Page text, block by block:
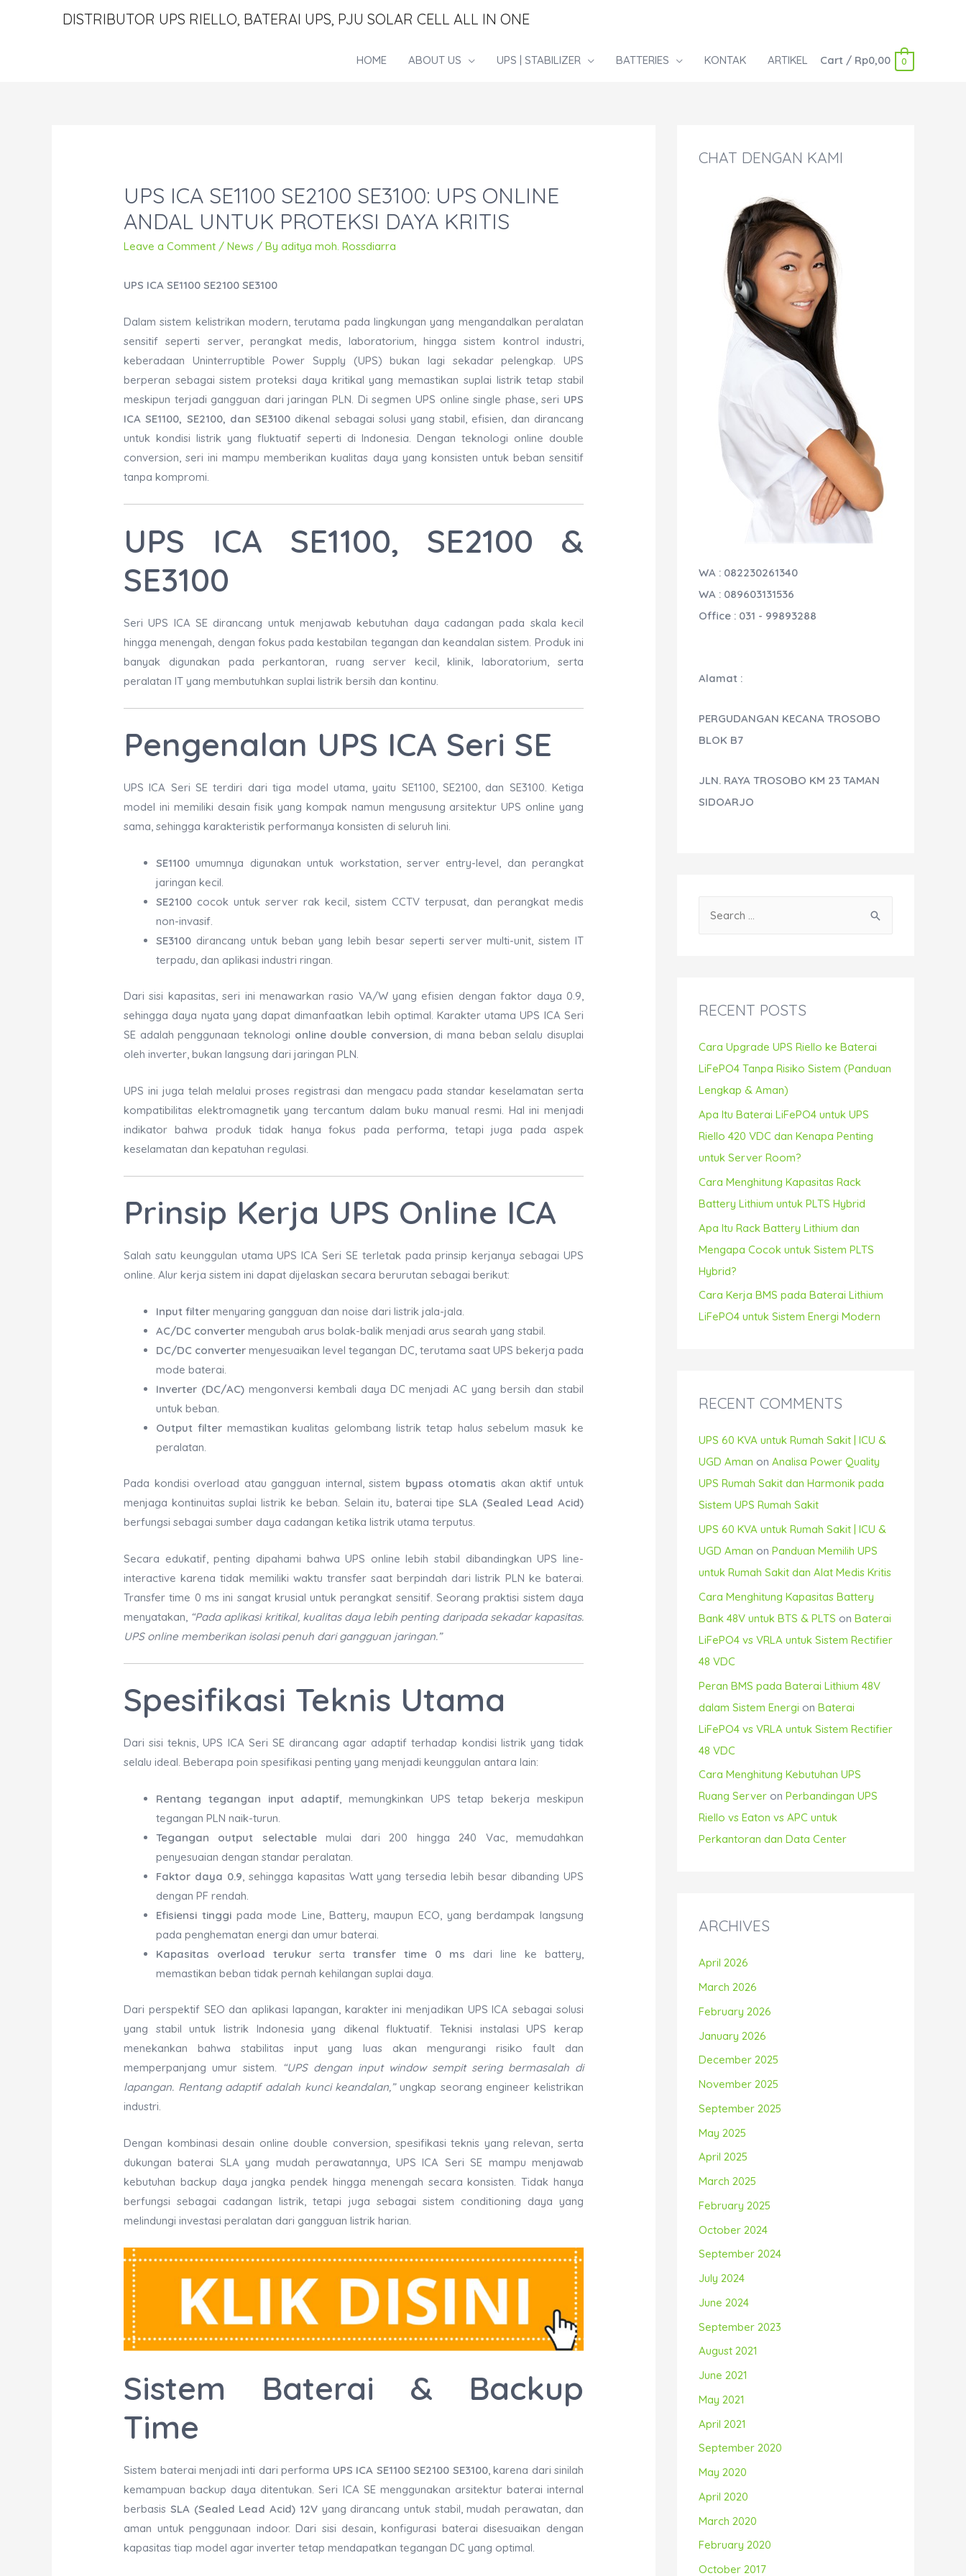
DISTRIBUTOR UPS RIELLO, BATERAI UPS, PJU SOLAR CELL ALL IN ONE
HOME ABOUT US UPS | STABILIZER BATTERIES KONTAK ARTIKEL Cart/ Rp0,00 0
UPS ICA SE1100 SE2100 SE3100: UPS ONLINE
ANDAL UNTUK PROTEKSI DAYA KRITIS
Leave a Comment /News / Byaditya moh. Rossdiarra
UPS ICA SE1100 SE2100 SE3100
Dalam sistem kelistrikan modern, terutama pada lingkungan yang mengandalkan peralatan
sensitif seperti server, perangkat medis, laboratorium, hingga sistem kontrol industri,
keberadaan Uninterruptible Power Supply (UPS) bukan lagi sekadar pelengkap. UPS
berperan sebagai sistem proteksi daya kritikal yang memastikan suplai listrik tetap stabil
meskipun terjadi gangguan dari jaringan PLN. Di segmen UPS online single phase, seri UPS
ICA SE1100, SE2100, dan SE3100 dikenal sebagai solusi yang stabil, efisien, dan dirancang
untuk kondisi listrik yang fluktuatif seperti di Indonesia. Dengan teknologi online double
conversion, seri ini mampu memberikan kualitas daya yang konsisten untuk beban sensitif
tanpa kompromi.
UPS ICA SE1100, SE2100 &
SE3100
Seri UPS ICA SE dirancang untuk menjawab kebutuhan daya cadangan pada skala kecil
hingga menengah, dengan fokus pada kestabilan tegangan dan keandalan sistem. Produk ini
banyak digunakan pada perkantoran, ruang server kecil, klinik, laboratorium, serta
peralatan IT yang membutuhkan suplai listrik bersih dan kontinu.
Pengenalan UPS ICA Seri SE
UPS ICA Seri SE terdiri dari tiga model utama, yaitu SE1100, SE2100, dan SE3100. Ketiga
model ini memiliki desain fisik yang kompak namun mengusung arsitektur UPS online yang
sama, sehingga karakteristik performanya konsisten di seluruh lini.
SE1100 umumnya digunakan untuk workstation, server entry-level, dan perangkat
jaringan kecil.
SE2100 cocok untuk server rak kecil, sistem CCTV terpusat, dan perangkat medis
non-invasif.
SE3100 dirancang untuk beban yang lebih besar seperti server multi-unit, sistem IT
terpadu, dan aplikasi industri ringan.
Dari sisi kapasitas, seri ini menawarkan rasio VA/W yang efisien dengan faktor daya 0.9,
sehingga daya nyata yang dapat dimanfaatkan lebih optimal. Karakter utama UPS ICA Seri
SE adalah penggunaan teknologi online double conversion , di mana beban selalu disuplai
oleh inverter, bukan langsung dari jaringan PLN.
UPS ini juga telah melalui proses registrasi dan mengacu pada standar keselamatan serta
kompatibilitas elektromagnetik yang tercantum dalam buku manual resmi. Hal ini menjadi
indikator bahwa produk tidak hanya fokus pada performa, tetapi juga pada aspek
keselamatan dan kepatuhan regulasi.
Prinsip Kerja UPS Online ICA
Salah satu keunggulan utama UPS ICA Seri SE terletak pada prinsip kerjanya sebagai UPS
online. Alur kerja sistem ini dapat dijelaskan secara berurutan sebagai berikut:
Input filter menyaring gangguan dan noise dari listrik jala-jala.
AC/DC converter mengubah arus bolak-balik menjadi arus searah yang stabil.
DC/DC converter menyesuaikan level tegangan DC, terutama saat UPS bekerja pada
mode baterai.
Inverter (DC/AC)mengonversi kembali daya DC menjadi AC yang bersih dan stabil
untuk beban.
Output filtermemastikan kualitas gelombang listrik tetap halus sebelum masuk ke
peralatan.
Pada kondisi overload atau gangguan internal, sistem bypass otomatis akan aktif untuk
menjaga kontinuitas suplai listrik ke beban. Selain itu, baterai tipe SLA (Sealed Lead Acid)
berfungsi sebagai sumber daya cadangan ketika listrik utama terputus.
Secara edukatif, penting dipahami bahwa UPS online lebih stabil dibandingkan UPS line-
interactive karena tidak memiliki waktu transfer saat berpindah dari listrik PLN ke baterai.
Transfer time 0 ms ini sangat krusial untuk perangkat sensitif. Seorang praktisi sistem daya
menyatakan, “Pada aplikasi kritikal, kualitas daya lebih penting daripada sekadar kapasitas.
UPS online memberikan isolasi penuh dari gangguan jaringan.”
Spesifikasi Teknis Utama
Dari sisi teknis, UPS ICA Seri SE dirancang agar adaptif terhadap kondisi listrik yang tidak
selalu ideal. Beberapa poin spesifikasi penting yang menjadi keunggulan antara lain:
Rentang tegangan input adaptif, memungkinkan UPS tetap bekerja meskipun
tegangan PLN naik-turun.
Tegangan output selectablemulai dari 200 hingga 240 Vac, memudahkan
penyesuaian dengan standar peralatan.
Faktor daya 0.9, sehingga kapasitas Watt yang tersedia lebih besar dibanding UPS
dengan PF rendah.
Efisiensi tinggi pada mode Line, Battery, maupun ECO, yang berdampak langsung
pada penghematan energi dan umur baterai.
Kapasitas overload terukur sertatransfer time 0 ms dari line ke battery,
memastikan beban tidak pernah kehilangan suplai daya.
Dari perspektif SEO dan aplikasi lapangan, karakter ini menjadikan UPS ICA sebagai solusi
yang stabil untuk listrik Indonesia yang dikenal fluktuatif. Teknisi instalasi UPS kerap
menekankan bahwa stabilitas input yang luas akan mengurangi risiko fault dan
memperpanjang umur sistem.
“UPS dengan input window sempit sering bermasalah di
lapangan. Rentang adaptif adalah kunci keandalan,”ungkap seorang engineer kelistrikan
industri.
Dengan kombinasi desain online double conversion, spesifikasi teknis yang relevan, serta
dukungan baterai SLA yang mudah perawatannya, UPS ICA Seri SE mampu menjawab
kebutuhan backup daya jangka pendek hingga menengah secara konsisten. Tidak hanya
berfungsi sebagai cadangan listrik, tetapi juga sebagai sistem conditioning daya yang
melindungi investasi peralatan dari gangguan listrik harian.
Sistem Baterai & Backup
Time
Sistem baterai menjadi inti dari performa UPS ICA SE1100 SE2100 SE3100, karena dari sinilah
kemampuan backup daya ditentukan. Seri ICA SE menggunakan arsitektur baterai internal
berbasis SLA (Sealed Lead Acid) 12Vyang dirancang untuk stabil, mudah perawatan, dan
aman untuk penggunaan indoor. Dari sisi desain, konfigurasi baterai disesuaikan dengan
kapasitas tiap model agar inverter tetap mendapatkan tegangan DC yang optimal.
CHAT DENGAN KAMI
WA : 082230261340
WA : 089603131536
Office : 031 - 99893288
Alamat :
PERGUDANGAN KECANA TROSOBO
BLOK B7
JLN. RAYA TROSOBO KM 23 TAMAN
SIDOARJO
h
RECENT POSTS
Cara Upgrade UPS Riello ke Baterai
LiFePO4 Tanpa Risiko Sistem (Panduan
Lengkap & Aman)
Apa Itu Baterai LiFePO4 untuk UPS
Riello 420 VDC dan Kenapa Penting
untuk Server Room?
Cara Menghitung Kapasitas Rack
Battery Lithium untuk PLTS Hybrid
Apa Itu Rack Battery Lithium dan
Mengapa Cocok untuk Sistem PLTS
Hybrid?
Cara Kerja BMS pada Baterai Lithium
LiFePO4 untuk Sistem Energi Modern
RECENT COMMENTS
UPS 60 KVA untuk Rumah Sakit | ICU &
UGD Aman on Analisa Power Quality
UPS Rumah Sakit dan Harmonik pada
Sistem UPS Rumah Sakit
UPS 60 KVA untuk Rumah Sakit | ICU &
UGD Aman on Panduan Memilih UPS
untuk Rumah Sakit dan Alat Medis Kritis
Cara Menghitung Kapasitas Battery
Bank 48V untuk BTS & PLTS on Baterai
LiFePO4 vs VRLA untuk Sistem Rectifier
48 VDC
Peran BMS pada Baterai Lithium 48V
dalam Sistem Energi on Baterai
LiFePO4 vs VRLA untuk Sistem Rectifier
48 VDC
Cara Menghitung Kebutuhan UPS
Ruang Server on Perbandingan UPS
Riello vs Eaton vs APC untuk
Perkantoran dan Data Center
ARCHIVES
April 2026
March 2026
February 2026
January 2026
December 2025
November 2025
September 2025
May 2025
April 2025
March 2025
February 2025
October 2024
September 2024
July 2024
June 2024
September 2023
August 2021
June 2021
May 2021
April 2021
September 2020
May 2020
April 2020
March 2020
February 2020
October 2017